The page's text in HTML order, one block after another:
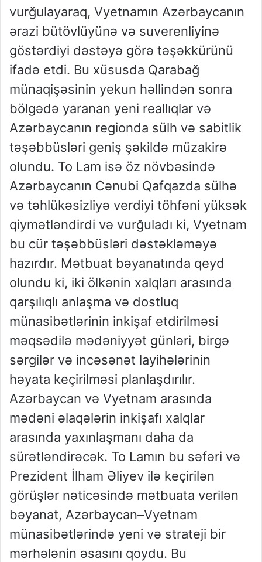
vurğulayaraq, Vyetnamın Azərbaycanın
ərazi bütövlüyünə və suverenliyinə
göstərdiyi dəstəyə görə təşəkkürünü
ifadə etdi. Bu xüsusda Qarabağ
münaqişəsinin yekun həllindən sonra
bölgədə yaranan yeni reallıqlar və
Azərbaycanın regionda sülh və sabitlik
təşəbbüsləri geniş şəkildə müzakirə
olundu. To Lam isə öz növbəsində
Azərbaycanın Cənubi Qafqazda sülhə
və təhlükəsizliyə verdiyi töhfəni yüksək
qiymətləndirdi və vurğuladı ki, Vyetnam
bu cür təşəbbüsləri dəstəkləməyə
hazırdır. Mətbuat bəyanatında qeyd
olundu ki, iki ölkənin xalqları arasında
qarşılıqlı anlaşma və dostluq
münasibətlərinin inkişaf etdirilməsi
məqsədilə mədəniyyət günləri, birgə
sərgilər və incəsənət layihələrinin
həyata keçirilməsi planlaşdırılır.
Azərbaycan və Vyetnam arasında
mədəni əlaqələrin inkişafı xalqlar
arasında yaxınlaşmanı daha da
sürətləndirəcək. To Lamın bu səfəri və
Prezident İlham Əliyev ilə keçirilən
görüşlər nəticəsində mətbuata verilən
bəyanat, Azərbaycan–Vyetnam
münasibətlərində yeni və strateji bir
mərhələnin əsasını qoydu. Bu